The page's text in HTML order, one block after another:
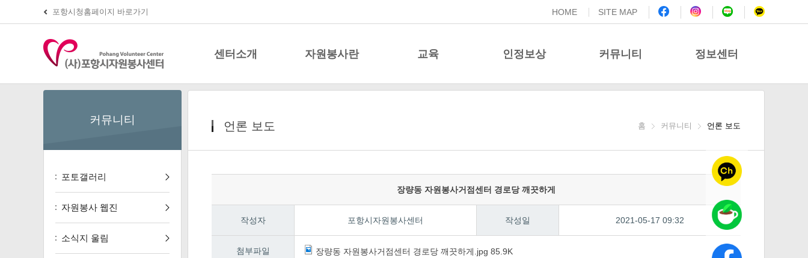
포항시청홈페이지 바로가기 HOME SITE MAP
센터소개
연혁
센터 소개
조직 구성
자원봉사란
활동처
자원봉사 분야
스마트 자원봉사앱(NFC)
VMS연계 · NEIS연계
교육
교육신청
인정보상
자원봉사자증
공영주차장 감면 카드
커뮤니티
자원봉사 웹진
소식지 울림
홍보 기자단 활동
유관기관소식
정보센터
자료실
월별 행사 일정
1365 자원봉사 모집안내
자원봉사 활동처맵
커뮤니티
포토갤러리
자원봉사 웹진
소식지 울림
언론 보도 홈 커뮤니티 언론 보도
장량동 자원봉사거점센터 경로당 깨끗하게
작성자 포항시자원봉사센터 작성일 2021-05-17 09:32
첨부파일 장량동 자원봉사거점센터 경로당 깨끗하게.jpg 85.9K